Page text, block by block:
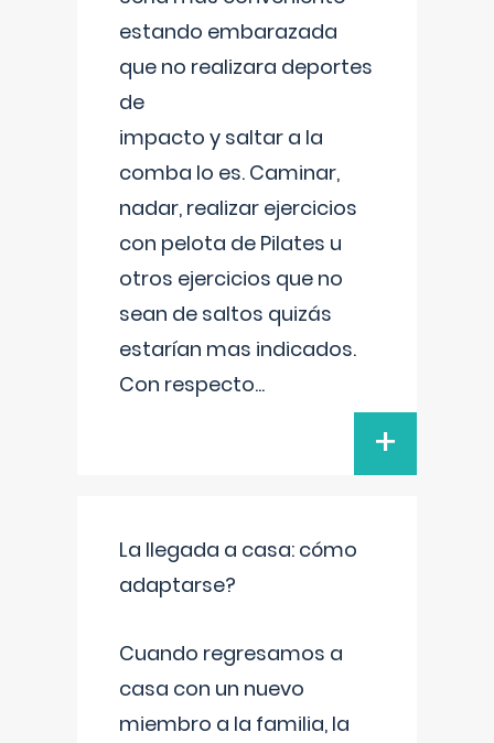
estando embarazada
que no realizara deportes
de
impacto y saltar a la
comba lo es. Caminar,
nadar, realizar ejercicios
con pelota de Pilates u
otros ejercicios que no
sean de saltos quizás
estarían mas indicados.
Con respecto...
+
La llegada a casa: cómo
adaptarse?
Cuando regresamos a
casa con un nuevo
miembro a la familia, la